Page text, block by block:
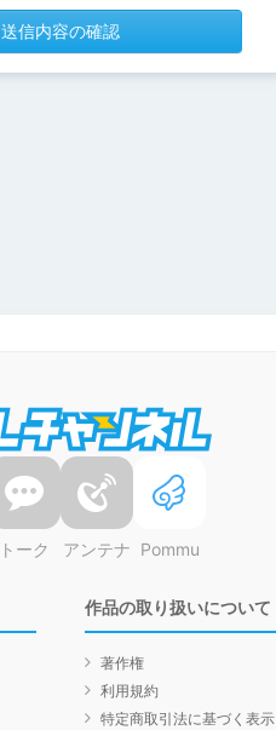
送信内容の確認
トーク アンテナ Pommu
作品の取り扱いについて
著作権
利用規約
特定商取引法に基づく表示